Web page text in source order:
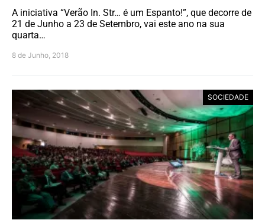
A iniciativa “Verão In. Str… é um Espanto!”, que decorre de
21 de Junho a 23 de Setembro, vai este ano na sua
quarta…
8 de Junho, 2018
SOCIEDADE